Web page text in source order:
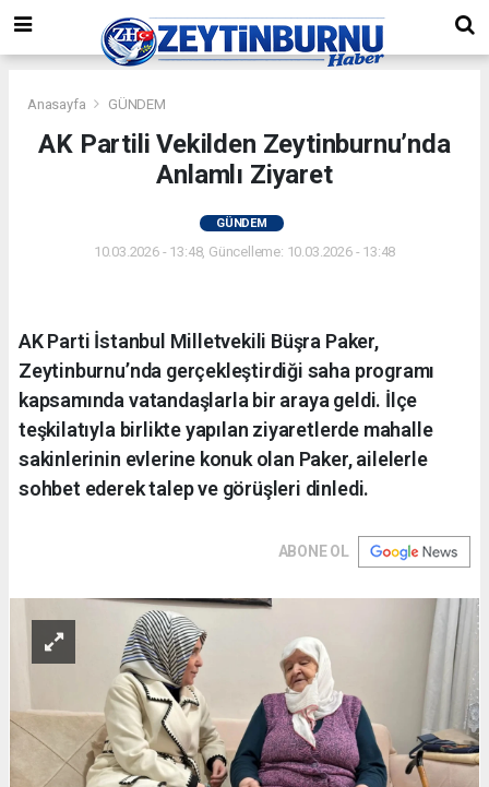
Anasayfa GÜNDEM
AK Partili Vekilden Zeytinburnu’nda
Anlamlı Ziyaret
GÜNDEM
10.03.2026 - 13:48, Güncelleme: 10.03.2026 - 13:48
AK Parti İstanbul Milletvekili Büşra Paker,
Zeytinburnu’nda gerçekleştirdiği saha programı
kapsamında vatandaşlarla bir araya geldi. İlçe
teşkilatıyla birlikte yapılan ziyaretlerde mahalle
sakinlerinin evlerine konuk olan Paker, ailelerle
sohbet ederek talep ve görüşleri dinledi.
ABONE OL